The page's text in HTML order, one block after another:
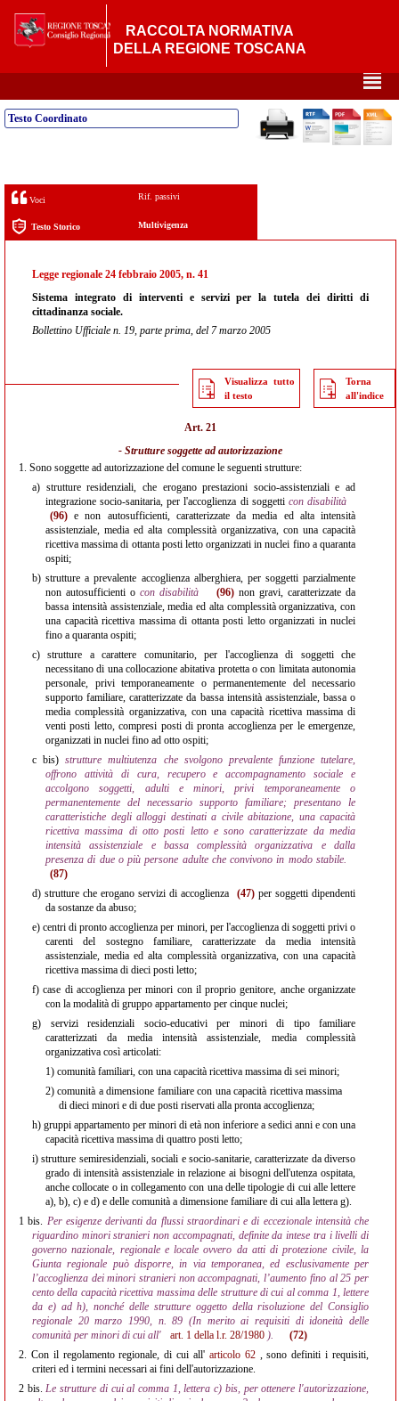
RACCOLTA NORMATIVA
DELLA REGIONE TOSCANA
²
Testo Coordinato
Voci Rif. passivi
Testo Storico Multivigenza
Legge regionale 24 febbraio 2005, n. 41
Sistema integrato di interventi e servizi per la tutela dei diritti di
cittadinanza sociale.
Bollettino Ufficiale n. 19, parte prima, del 7 marzo 2005
Visualizza tutto
il testo
Torna
all'indice
Art. 21
- Strutture soggette ad autorizzazione
1. Sono soggette ad autorizzazione del comune le seguenti strutture:
a) strutture residenziali, che erogano prestazioni socio-assistenziali e ad
integrazione socio-sanitaria, per l'accoglienza di soggetti con disabilità
(96) e non autosufficienti, caratterizzate da media ed alta intensità
assistenziale, media ed alta complessità organizzativa, con una capacità
ricettiva massima di ottanta posti letto organizzati in nuclei fino a quaranta
ospiti;
b)strutture a prevalente accoglienza alberghiera, per soggetti parzialmente
non autosufficienti o con disabilità (96) non gravi, caratterizzate da
bassa intensità assistenziale, media ed alta complessità organizzativa, con
una capacità ricettiva massima di ottanta posti letto organizzati in nuclei
fino a quaranta ospiti;
c)strutture a carattere comunitario, per l'accoglienza di soggetti che
necessitano di una collocazione abitativa protetta o con limitata autonomia
personale, privi temporaneamente o permanentemente del necessario
supporto familiare, caratterizzate da bassa intensità assistenziale, bassa o
media complessità organizzativa, con una capacità ricettiva massima di
venti posti letto, compresi posti di pronta accoglienza per le emergenze,
organizzati in nuclei fino ad otto ospiti;
c bis) strutture multiutenza che svolgono prevalente funzione tutelare,
offrono attività di cura, recupero e accompagnamento sociale e
accolgono soggetti, adulti e minori, privi temporaneamente o
permanentemente del necessario supporto familiare; presentano le
caratteristiche degli alloggi destinati a civile abitazione, una capacità
ricettiva massima di otto posti letto e sono caratterizzate da media
intensità assistenziale e bassa complessità organizzativa e dalla
presenza di due o più persone adulte che convivono in modo stabile.
(87)
d) strutture che erogano servizi di accoglienza (47) per soggetti dipendenti
da sostanze da abuso;
e)centri di pronto accoglienza per minori, per l'accoglienza di soggetti privi o
carenti del sostegno familiare, caratterizzate da media intensità
assistenziale, media ed alta complessità organizzativa, con una capacità
ricettiva massima di dieci posti letto;
f)case di accoglienza per minori con il proprio genitore, anche organizzate
con la modalità di gruppo appartamento per cinque nuclei;
g) servizi residenziali socio-educativi per minori di tipo familiare
caratterizzati da media intensità assistenziale, media complessità
organizzativa così articolati:
1) comunità familiari, con una capacità ricettiva massima di sei minori;
2) comunità a dimensione familiare con una capacità ricettiva massima
di dieci minori e di due posti riservati alla pronta accoglienza;
h) gruppi appartamento per minori di età non inferiore a sedici anni e con una
capacità ricettiva massima di quattro posti letto;
i)strutture semiresidenziali, sociali e socio-sanitarie, caratterizzate da diverso
grado di intensità assistenziale in relazione ai bisogni dell'utenza ospitata,
anche collocate o in collegamento con una delle tipologie di cui alle lettere
a), b), c) e d) e delle comunità a dimensione familiare di cui alla lettera g).
1 bis. Per esigenze derivanti da flussi straordinari e di eccezionale intensità che
riguardino minori stranieri non accompagnati, definite da intese tra i livelli di
governo nazionale, regionale e locale ovvero da atti di protezione civile, la
Giunta regionale può disporre, in via temporanea, ed esclusivamente per
l’accoglienza dei minori stranieri non accompagnati, l’aumento fino al 25 per
cento della capacità ricettiva massima delle strutture di cui al comma 1, lettere
da e) ad h), nonché delle strutture oggetto della risoluzione del Consiglio
regionale 20 marzo 1990, n. 89 (In merito ai requisiti di idoneità delle
comunità per minori di cui all'
art. 1 della l.r. 28/1980 ).
(72)
2. Con il regolamento regionale, di cui all' articolo 62, sono definiti i requisiti,
criteri ed i termini necessari ai fini dell'autorizzazione.
2 bis. Le strutture di cui al comma 1, lettera c) bis, per ottenere l'autorizzazione,